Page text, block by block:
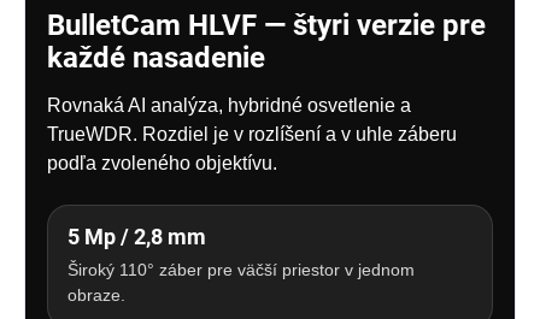
BulletCam HLVF — štyri verzie pre
každé nasadenie
Rovnaká AI analýza, hybridné osvetlenie a
TrueWDR. Rozdiel je v rozlíšení a v uhle záberu
podľa zvoleného objektívu.
5 Mp / 2,8 mm
Široký 110° záber pre väčší priestor v jednom
obraze.